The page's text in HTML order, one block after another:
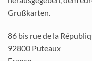
Grußkarten.
86 bis rue de la
92800 Puteaux